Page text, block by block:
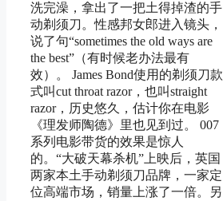
洗完澡，拿出了一把土得掉渣的手
动剃须刀。性感邦女郎进入镜头，
说了句“sometimes the old ways are
the best”（有时候老办法最有
效）。 James Bond使用的剃须刀款
式叫cut throat razor，也叫straight
razor，历史悠久，估计你在电影
《理发师陶德》里也见到过。 007
系列电影带货的效果是惊人
的。“大破天幕杀机”上映后，英国
两家本土手动剃须刀品牌，一家定
位高端市场，销量上涨了一倍。另